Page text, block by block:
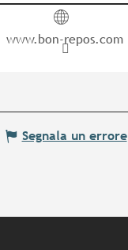
www.bon-repos.com
Segnala un errore